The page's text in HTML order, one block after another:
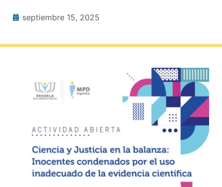
septiembre 15, 2025